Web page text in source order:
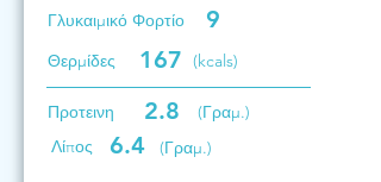
Γλυκαιμικό Φορτίο 9
Θερμίδες 167 (kcals)
Προτεινη 2.8
(Γραμ.)
Λίπος
6.4 (Γραμ.)